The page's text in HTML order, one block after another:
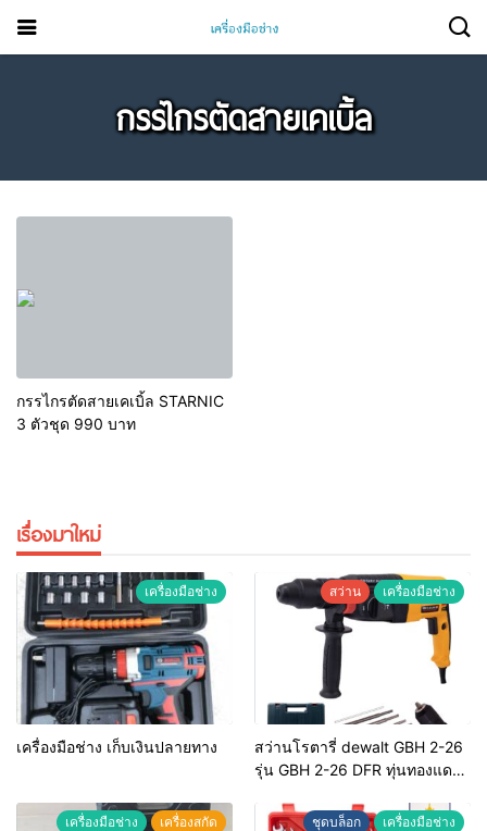
กรรไกรตัดสายเคเบิ้ล
กรรไกรตัดสายเคเบิ้ล STARNIC
3 ตัวชุด 990 บาท
เรื่องมาใหม่
เครื่องมือช่าง
เครื่องมือช่าง เก็บเงินปลายทาง
สว่าน เครื่องมือช่าง
สว่านโรตารี่ dewalt GBH 2-26
รุ่น GBH 2-26 DFR ทุ่นทองแดง
เครื่องมือช่าง เครื่องสกัด ชุดบล็อก เครื่องมือช่าง